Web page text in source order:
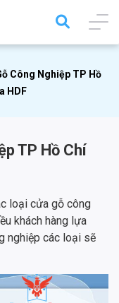
Công Nghiệp TP Hồ
HDF
TP Hồ Chí
loại cửa gỗ công
khách hàng lựa
nghiệp các loại sẽ